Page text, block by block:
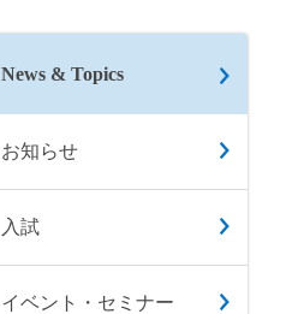
News & Topics
お知らせ
入試
イベント・セミナー